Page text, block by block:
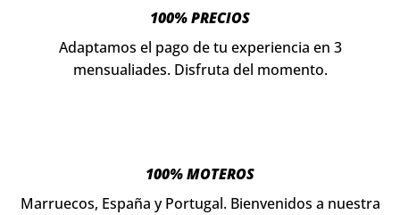
100% PRECIOS
Adaptamos el pago de tu experiencia en 3
mensualiades. Disfruta del momento.
100% MOTEROS
Marruecos, España y Portugal. Bienvenidos a nuestra